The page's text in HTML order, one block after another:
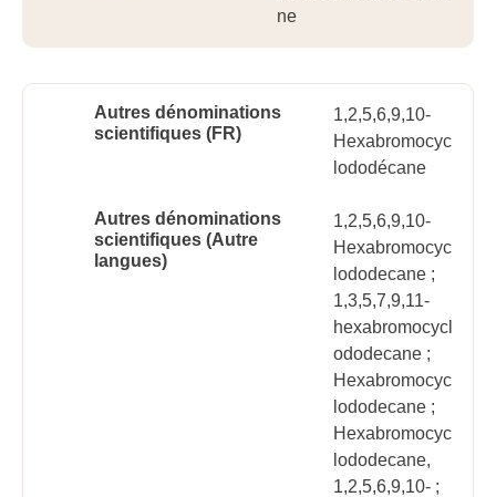
ne
Autres dénominations
scientifiques (FR)
1,2,5,6,9,10-
Hexabromocyc
lododécane
Autres dénominations
scientifiques (Autre
langues)
1,2,5,6,9,10-
Hexabromocyc
lododecane ;
1,3,5,7,9,11-
hexabromocycl
ododecane ;
Hexabromocyc
lododecane ;
Hexabromocyc
lododecane,
1,2,5,6,9,10- ;